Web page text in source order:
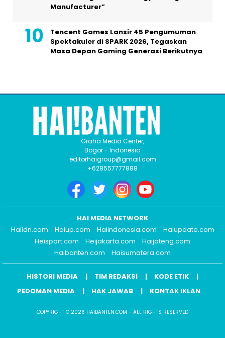
Manufacturer”
Tencent Games Lansir 45 Pengumuman
Spektakuler di SPARK 2026, Tegaskan
Masa Depan Gaming Generasi Berikutnya
Graha Media Center,
Bogor - Indonesia
editorhaigroup@gmail.com
+628557777888
HAI MEDIA NETWORK
Haiidn.com
Haiup.com Haiindonesia.com
Haiupdate.com
Heisport.com
Heijakarta.com
Haijateng.com
Haibanten.com
Haisumatera.com
HISTORI MEDIA TIM REDAKSI
KODE ETIK
PEDOMAN MEDIA
HAK JAWAB KONTAK IKLAN
COPYRIGHT © 2026 HAIBANTEN.COM - ALL RIGHTS RESERVED